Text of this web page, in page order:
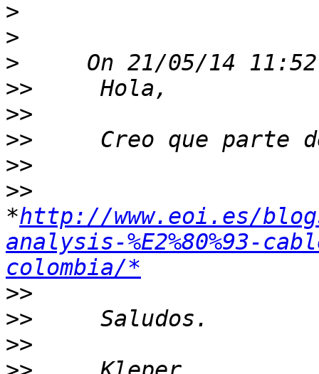
>
>
>
>>
>>
>>
>>
>>
*http://www.eoi.es/
analysis-%E2%80%93-
colombia/*
>>
>>
>>